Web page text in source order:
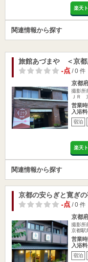
楽天
関連情報から探す
旅館あづまや ＜京都
-点/ 0 件
京都
撮影所
ＪＲ
営業時
入浴
宿泊
楽天
関連情報から探す
京都の安らぎと寛ぎ
-点/ 0 件
京都
撮影所
京都駅
営業時
入浴
宿泊